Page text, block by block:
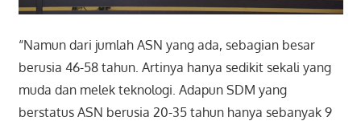
“Namun dari jumlah ASN yang ada, sebagian besar
berusia 46-58 tahun. Artinya hanya sedikit sekali yang
muda dan melek teknologi. Adapun SDM yang
berstatus ASN berusia 20-35 tahun hanya sebanyak 9